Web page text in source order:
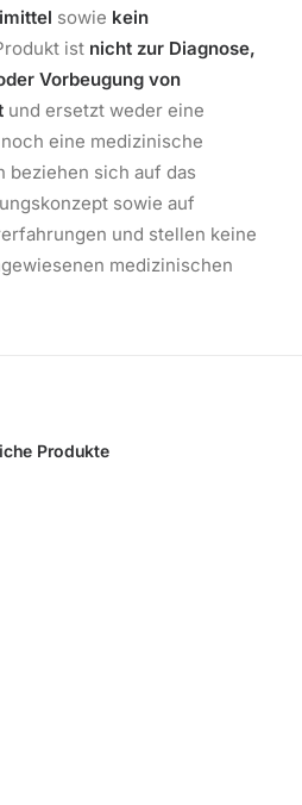
sowie kein
ist nicht zur Diagnose,
Vorbeugung von
und ersetzt weder eine
eine medizinische
beziehen sich auf das
sowie auf
und stellen keine
medizinischen
Produkte